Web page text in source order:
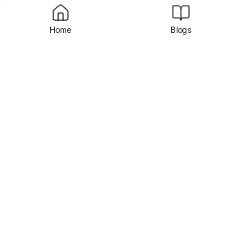
Home Blogs